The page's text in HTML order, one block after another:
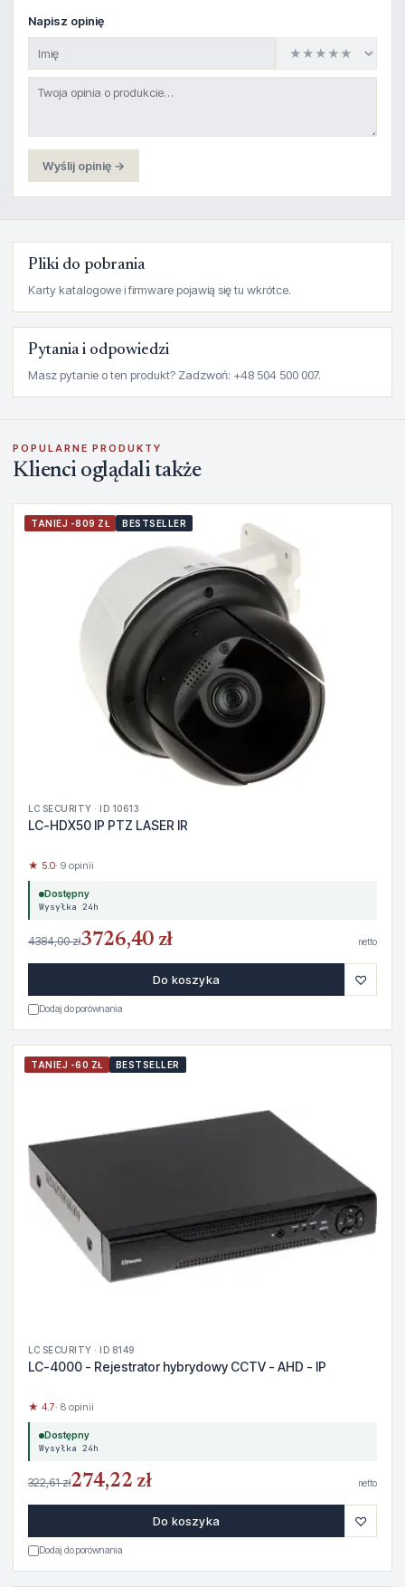
Napisz opinię
Wyślij opinię →
Pliki do pobrania
Karty katalogowe i firmware pojawią się tu wkrótce.
Pytania i odpowiedzi
Masz pytanie o ten produkt? Zadzwoń: +48 504 500 007.
POPULARNE PRODUKTY
Klienci oglądali także
TANIEJ -809 ZŁ BESTSELLER
LC SECURITY · ID 10613
LC-HDX50 IP PTZ LASER IR
★ 5.0· 9 opinii
Dostępny
Wysyłka 24h
4384,00 zł3726,40 zł netto
Do koszyka ♡
Dodaj do porównania
TANIEJ -60 ZŁ BESTSELLER
LC SECURITY · ID 8149
LC-4000 - Rejestrator hybrydowy CCTV - AHD - IP
★ 4.7· 8 opinii
Dostępny
Wysyłka 24h
322,61 zł274,22 zł netto
Do koszyka ♡
Dodaj do porównania